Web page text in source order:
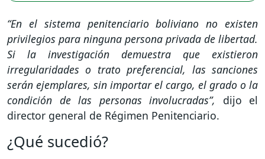
“En el sistema penitenciario boliviano no existen
privilegios para ninguna persona privada de libertad.
Si la investigación demuestra que existieron
irregularidades o trato preferencial, las sanciones
serán ejemplares, sin importar el cargo, el grado o la
condición de las personas involucradas”, dijo el
director general de Régimen Penitenciario.
¿Qué sucedió?